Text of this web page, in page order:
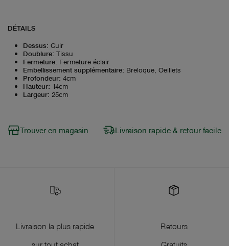
DÉTAILS
Dessus: Cuir
Doublure: Tissu
Fermeture: Fermeture éclair
Embellissement supplémentaire: Breloque, Oeillets
Profondeur: 4cm
Hauteur: 14cm
Largeur: 25cm
Trouver en magasin Livraison rapide & retour facile
Livraison la plus rapide
Retours